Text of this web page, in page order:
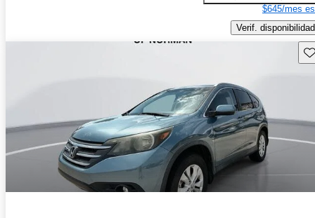
$645/mes
Verif. disponibilidad